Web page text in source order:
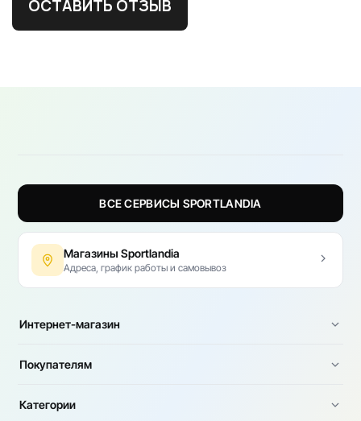
ОСТАВИТЬ ОТЗЫВ
ВСЕ СЕРВИСЫ SPORTLANDIA
Магазины Sportlandia
Адреса, график работы и самовывоз
Интернет-магазин
Покупателям
Категории